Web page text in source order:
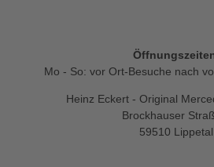
Mo - So: vor Ort-Besuche nach
Heinz Eckert - Original
Brockhauser
59510 Lippetal